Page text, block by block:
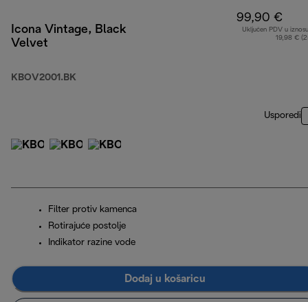
Icona Vintage, Black
Velvet
KBOV2001.BK
99,90 €
Uključen PDV u
19,98 €
Usporedi
Filter protiv kamenca
Rotirajuće postolje
Indikator razine vode
Dodaj u košaricu